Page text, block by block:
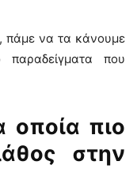
να τα κάνουμε
που
οποία πιο
στην